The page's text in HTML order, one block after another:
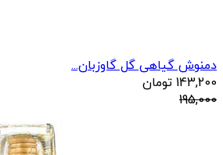
دمنوش گیاهی گل گاوزبان...
143,200 تومان
195,000